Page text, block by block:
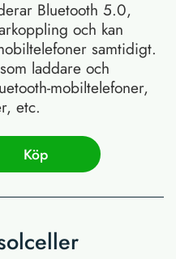
Bluetooth 5.0,
och kan
samtidigt.
laddare och
mobiltelefoner,
etc.
Köp